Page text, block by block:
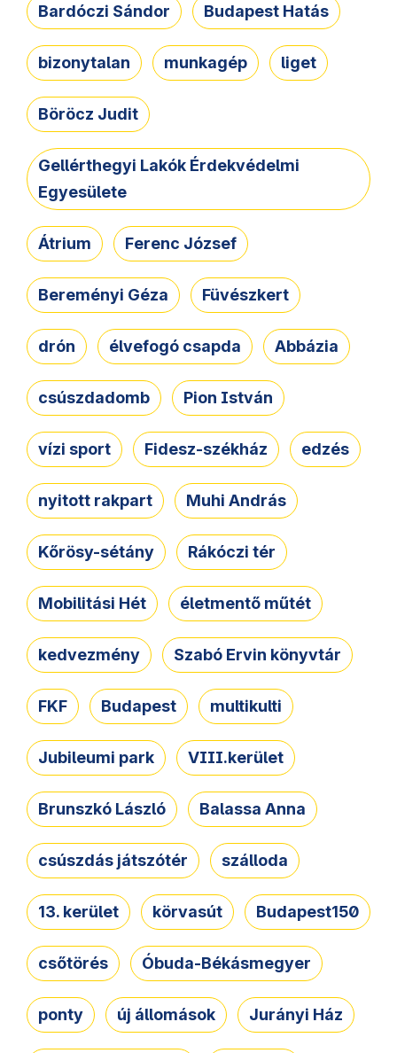
Bardóczi Sándor Budapest Hatás
bizonytalan munkagép liget
Böröcz Judit
Gellérthegyi Lakók Érdekvédelmi
Egyesülete
Átrium Ferenc József
Bereményi Géza Füvészkert
drón élvefogó csapda Abbázia
csúszdadomb Pion István
vízi sport Fidesz-székház edzés
nyitott rakpart Muhi András
Kőrösy-sétány Rákóczi tér
Mobilitási Hét életmentő műtét
kedvezmény Szabó Ervin könyvtár
FKF Budapest multikulti
Jubileumi park VIII.kerület
Brunszkó László Balassa Anna
csúszdás játszótér szálloda
13. kerület körvasút Budapest150
csőtörés Óbuda-Békásmegyer
ponty új állomások Jurányi Ház